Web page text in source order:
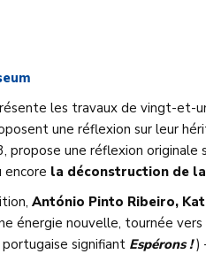
les travaux de vingt-et-
une réflexion sur leur
propose une réflexion originale
encore la déconstruction de
António Pinto Ribeiro,
énergie nouvelle, tournée
signifiant Espérons !)